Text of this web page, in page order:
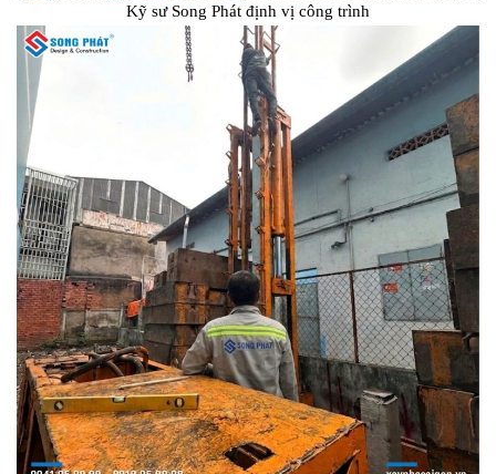
Kỹ sư Song Phát định vị công trình